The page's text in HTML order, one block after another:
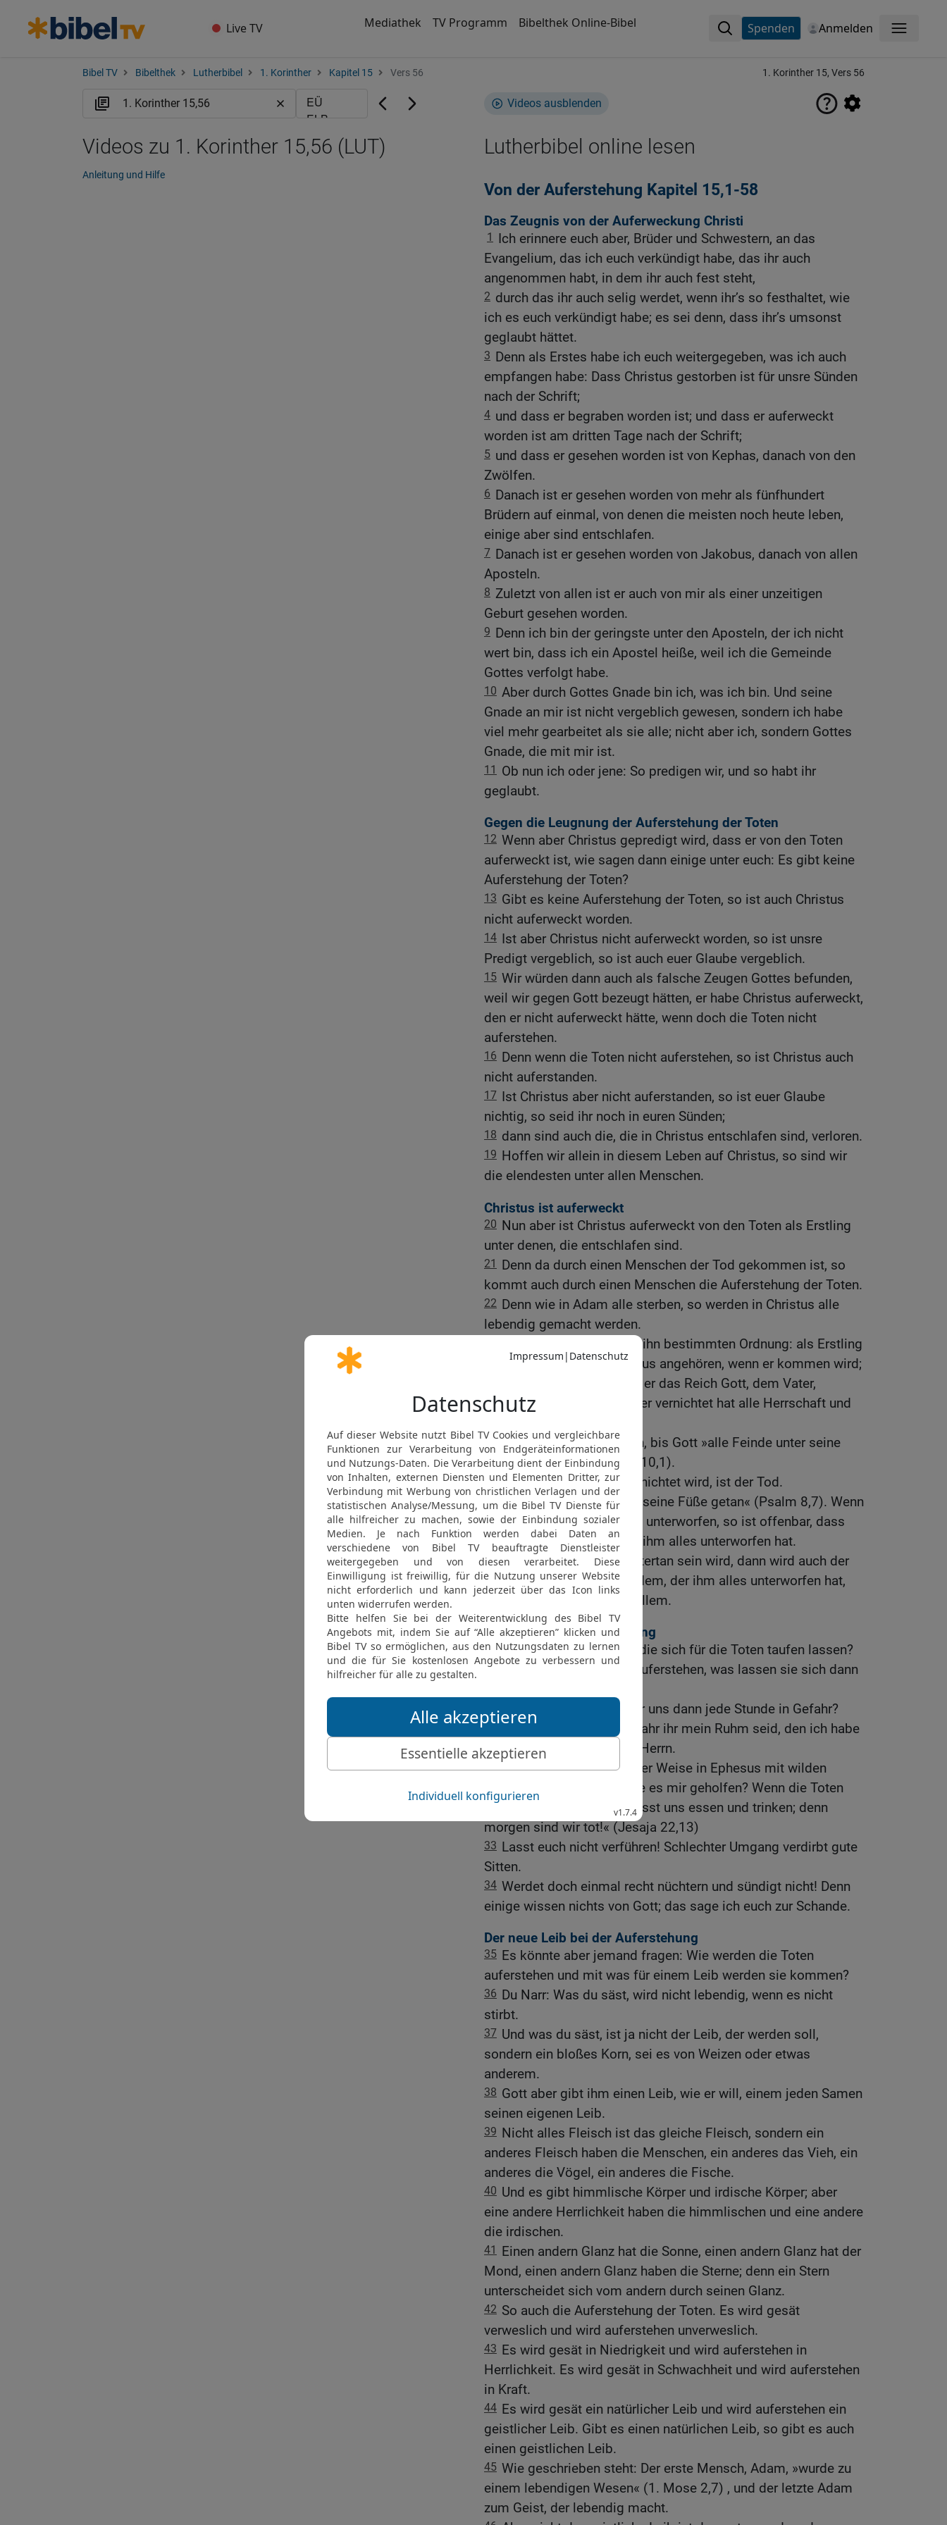
Live TV Mediathek TV Programm Bibelthek Online-Bibel Spenden Anmelden Menü
Bibel TV Bibelthek Lutherbibel 1. Korinther Kapitel 15 Vers 56 1. Korinther 15, Vers 56
Videos ausblenden
Lutherbibel online lesen
Von der Auferstehung Kapitel 15,1-58
Das Zeugnis von der Auferweckung Christi
1
Ich erinnere euch aber, Brüder und Schwestern, an das
Evangelium, das ich euch verkündigt habe, das ihr auch
angenommen habt, in dem ihr auch fest steht,
2 durch das ihr auch selig werdet, wenn ihr’s so festhaltet, wie
ich es euch verkündigt habe; es sei denn, dass ihr’s umsonst
geglaubt hättet.
3 Denn als Erstes habe ich euch weitergegeben, was ich auch
empfangen habe: Dass Christus gestorben ist für unsre Sünden
nach der Schrift;
4 und dass er begraben worden ist; und dass er auferweckt
worden ist am dritten Tage nach der Schrift;
5 und dass er gesehen worden ist von Kephas, danach von den
Zwölfen.
6 Danach ist er gesehen worden von mehr als fünfhundert
Brüdern auf einmal, von denen die meisten noch heute leben,
einige aber sind entschlafen.
7 Danach ist er gesehen worden von Jakobus, danach von allen
Aposteln.
8 Zuletzt von allen ist er auch von mir als einer unzeitigen
Geburt gesehen worden.
9 Denn ich bin der geringste unter den Aposteln, der ich nicht
wert bin, dass ich ein Apostel heiße, weil ich die Gemeinde
Gottes verfolgt habe.
10 Aber durch Gottes Gnade bin ich, was ich bin. Und seine
Gnade an mir ist nicht vergeblich gewesen, sondern ich habe
viel mehr gearbeitet als sie alle; nicht aber ich, sondern Gottes
Gnade, die mit mir ist.
11
Ob nun ich oder jene: So predigen wir, und so habt ihr
geglaubt.
Gegen die Leugnung der Auferstehung der Toten
12 Wenn aber Christus gepredigt wird, dass er von den Toten
auferweckt ist, wie sagen dann einige unter euch: Es gibt keine
Auferstehung der Toten?
13 Gibt es keine Auferstehung der Toten, so ist auch Christus
nicht auferweckt worden.
14 Ist aber Christus nicht auferweckt worden, so ist unsre
Predigt vergeblich, so ist auch euer Glaube vergeblich.
15 Wir würden dann auch als falsche Zeugen Gottes befunden,
weil wir gegen Gott bezeugt hätten, er habe Christus auferweckt,
den er nicht auferweckt hätte, wenn doch die Toten nicht
auferstehen.
16 Denn wenn die Toten nicht auferstehen, so ist Christus auch
nicht auferstanden.
17 Ist Christus aber nicht auferstanden, so ist euer Glaube
nichtig, so seid ihr noch in euren Sünden;
18 dann sind auch die, die in Christus entschlafen sind, verloren.
19 Hoffen wir allein in diesem Leben auf Christus, so sind wir
die elendesten unter allen Menschen.
Christus ist auferweckt
20 Nun aber ist Christus auferweckt von den Toten als Erstling
unter denen, die entschlafen sind.
21 Denn da durch einen Menschen der Tod gekommen ist, so
kommt auch durch einen Menschen die Auferstehung der Toten.
22 Denn wie in Adam alle sterben, so werden in Christus alle
lebendig gemacht werden.
Ein jeder aber in der für ihn bestimmten Ordnung: als Erstling
Christus; danach die Christus angehören, wenn er kommen wird;
danach das Ende, wenn er das Reich Gott, dem Vater,
übergeben wird, nachdem er vernichtet hat alle Herrschaft und
25 Denn er muss herrschen, bis Gott »alle Feinde unter seine
Füße gelegt hat« (Psalm 110,1).
26 Der letzte Feind, der vernichtet wird, ist der Tod.
Denn »alles hat er unter seine Füße getan« (Psalm 8,7). Wenn
es aber heißt, alles sei ihm unterworfen, so ist offenbar, dass
der ausgenommen ist, der ihm alles unterworfen hat.
28 Wenn aber alles ihm untertan sein wird, dann wird auch der
Sohn selbst untertan sein dem, der ihm alles unterworfen hat,
auf dass Gott sei alles in allem.
Leben aus der Auferstehung
29 Was machen denn die, die sich für die Toten taufen lassen?
Wenn die Toten gar nicht auferstehen, was lassen sie sich dann
Und warum begeben wir uns dann jede Stunde in Gefahr?
31 Täglich sterbe ich, so wahr ihr mein Ruhm seid, den ich habe
in Christus Jesus, unserm Herrn.
Hätte ich in menschlicher Weise in Ephesus mit wilden
Tieren gekämpft, was hätte es mir geholfen? Wenn die Toten
nicht auferstehen, dann »lasst uns essen und trinken; denn
morgen sind wir tot!« (Jesaja 22,13)
33 Lasst euch nicht verführen! Schlechter Umgang verdirbt gute
Sitten.
34 Werdet doch einmal recht nüchtern und sündigt nicht! Denn
einige wissen nichts von Gott; das sage ich euch zur Schande.
Der neue Leib bei der Auferstehung
35 Es könnte aber jemand fragen: Wie werden die Toten
auferstehen und mit was für einem Leib werden sie kommen?
36 Du Narr: Was du säst, wird nicht lebendig, wenn es nicht
stirbt.
37 Und was du säst, ist ja nicht der Leib, der werden soll,
sondern ein bloßes Korn, sei es von Weizen oder etwas
anderem.
38 Gott aber gibt ihm einen Leib, wie er will, einem jeden Samen
seinen eigenen Leib.
39 Nicht alles Fleisch ist das gleiche Fleisch, sondern ein
anderes Fleisch haben die Menschen, ein anderes das Vieh, ein
anderes die Vögel, ein anderes die Fische.
40 Und es gibt himmlische Körper und irdische Körper; aber
eine andere Herrlichkeit haben die himmlischen und eine andere
die irdischen.
41 Einen andern Glanz hat die Sonne, einen andern Glanz hat der
Mond, einen andern Glanz haben die Sterne; denn ein Stern
unterscheidet sich vom andern durch seinen Glanz.
42 So auch die Auferstehung der Toten. Es wird gesät
verweslich und wird auferstehen unverweslich.
43 Es wird gesät in Niedrigkeit und wird auferstehen in
Herrlichkeit. Es wird gesät in Schwachheit und wird auferstehen
in Kraft.
44 Es wird gesät ein natürlicher Leib und wird auferstehen ein
geistlicher Leib. Gibt es einen natürlichen Leib, so gibt es auch
einen geistlichen Leib.
45 Wie geschrieben steht: Der erste Mensch, Adam, »wurde zu
einem lebendigen Wesen« (1. Mose 2,7) , und der letzte Adam
zum Geist, der lebendig macht.
Videos zu 1. Korinther 15,56 (LUT)
Anleitung und Hilfe